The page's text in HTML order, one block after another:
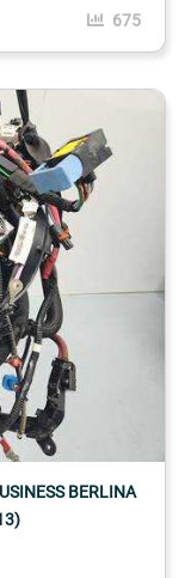
675
BERLINA